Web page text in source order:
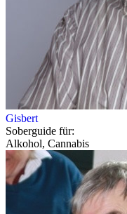
Gisbert
Soberguide für:
Alkohol, Cannabis